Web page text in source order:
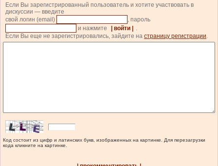
Если Вы зарегистрированный пользователь и хотите участвовать в
дискуссии — введите
свой логин (email)
, пароль
и нажмите
| войти |
.
Если Вы еще не зарегистрировались, зайдите на страницу регистрации.
Код состоит из цифр и латинских букв, изображенных на картинке. Для перезагрузки
кода кликните на картинке.